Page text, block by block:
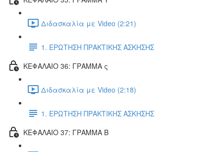
Διδασκαλία με Video (2:21)
1. ΕΡΩΤΗΣΗ ΠΡΑΚΤΙΚΗΣ ΑΣΚΗΣΗΣ
ΚΕΦΑΛΑΙΟ 36: ΓΡΑΜΜΑ ς
Διδασκαλία με Video (2:18)
1. ΕΡΩΤΗΣΗ ΠΡΑΚΤΙΚΗΣ ΑΣΚΗΣΗΣ
ΚΕΦΑΛΑΙΟ 37: ΓΡΑΜΜΑ Β